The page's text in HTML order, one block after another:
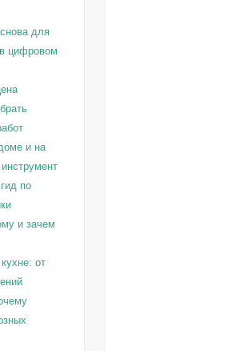
для
цифровом
и на
по
и зачем
от